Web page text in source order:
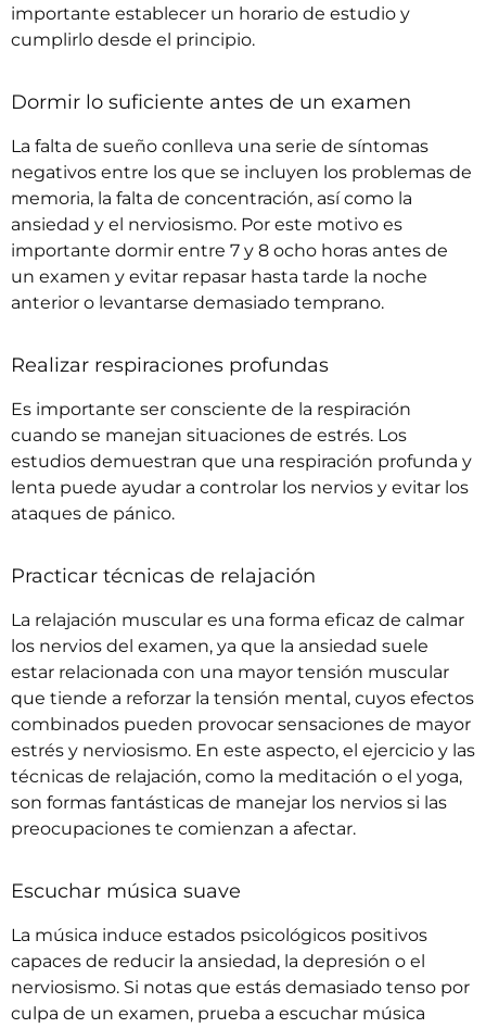
importante establecer un horario de estudio y
cumplirlo desde el principio.
Dormir lo suficiente antes de un examen
La falta de sueño conlleva una serie de síntomas
negativos entre los que se incluyen los problemas de
memoria, la falta de concentración, así como la
ansiedad y el nerviosismo. Por este motivo es
importante dormir entre 7 y 8 ocho horas antes de
un examen y evitar repasar hasta tarde la noche
anterior o levantarse demasiado temprano.
Realizar respiraciones profundas
Es importante ser consciente de la respiración
cuando se manejan situaciones de estrés. Los
estudios demuestran que una respiración profunda y
lenta puede ayudar a controlar los nervios y evitar los
ataques de pánico.
Practicar técnicas de relajación
La relajación muscular es una forma eficaz de calmar
los nervios del examen, ya que la ansiedad suele
estar relacionada con una mayor tensión muscular
que tiende a reforzar la tensión mental, cuyos efectos
combinados pueden provocar sensaciones de mayor
estrés y nerviosismo. En este aspecto, el ejercicio y las
técnicas de relajación, como la meditación o el yoga,
son formas fantásticas de manejar los nervios si las
preocupaciones te comienzan a afectar.
Escuchar música suave
La música induce estados psicológicos positivos
capaces de reducir la ansiedad, la depresión o el
nerviosismo. Si notas que estás demasiado tenso por
culpa de un examen, prueba a escuchar música